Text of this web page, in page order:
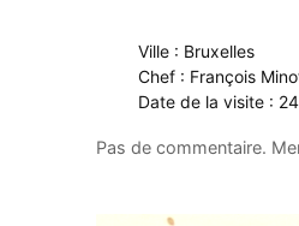
Ville : Bruxelles
Chef : François
Date de la visite :
Pas de commentaire.